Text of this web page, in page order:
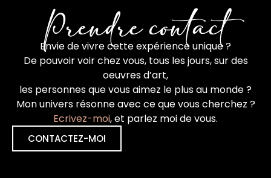
Prendre contact
Envie de vivre cette expérience unique ?
De pouvoir voir chez vous, tous les jours, sur des
oeuvres d’art,
les personnes que vous aimez le plus au monde ?
Mon univers résonne avec ce que vous cherchez ?
Ecrivez-moi, et parlez moi de vous.
CONTACTEZ-MOI